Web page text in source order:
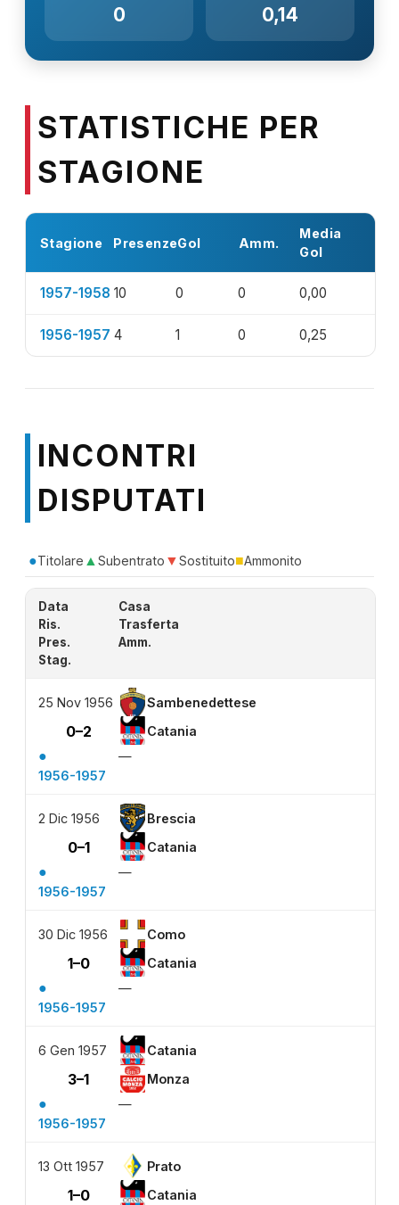
0 0,14
STATISTICHE PER
STAGIONE
Stagione PresenzeGol Amm.
Media
Gol
1957-1958 10 0 0 0,00
1956-1957 4 1 0 0,25
INCONTRI
DISPUTATI
●Titolare ▲Subentrato ▼Sostituito■Ammonito
Data
Casa
Ris.
Trasferta
Pres.
Amm.
Stag.
25 Nov 1956 Sambenedettese
0–2 Catania
●
—
1956-1957
2 Dic 1956 Brescia
0–1 Catania
●
—
1956-1957
30 Dic 1956 Como
1–0 Catania
●
—
1956-1957
6 Gen 1957 Catania
3–1 Monza
●
—
1956-1957
13 Ott 1957 Prato
1–0 Catania